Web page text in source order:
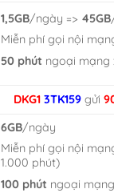
1,5GB/ngày => 45GB
Miễn phí gọi nội
50 phút ngoại mạng
DKG1 3TK159 gửi
6GB/ngày
Miễn phí gọi nội
1.000 phút)
100 phút ngoại mạng